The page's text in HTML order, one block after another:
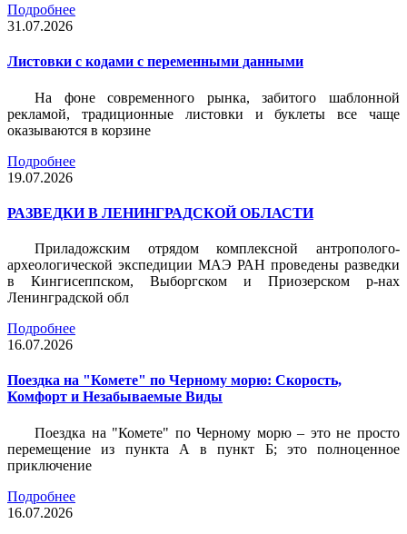
Подробнее
31.07.2026
Листовки c кодами с переменными данными
На фоне современного рынка, забитого шаблонной
рекламой, традиционные листовки и буклеты все чаще
оказываются в корзине
Подробнее
19.07.2026
РАЗВЕДКИ В ЛЕНИНГРАДСКОЙ ОБЛАСТИ
Приладожским отрядом комплексной антрополого-
археологической экспедиции МАЭ РАН проведены разведки
в Кингисеппском, Выборгском и Приозерском р-нах
Ленинградской обл
Подробнее
16.07.2026
Поездка на "Комете" по Черному морю: Скорость,
Комфорт и Незабываемые Виды
Поездка на "Комете" по Черному морю – это не просто
перемещение из пункта А в пункт Б; это полноценное
приключение
Подробнее
16.07.2026